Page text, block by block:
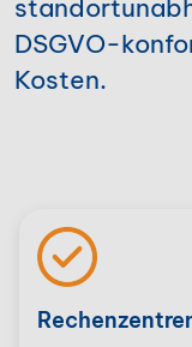
DSGVO-
Kosten.